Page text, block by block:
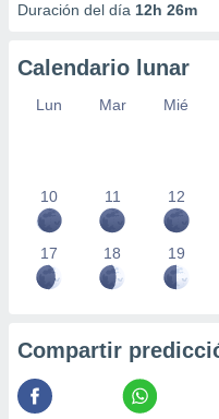
Duración del día 12h 26m
Calendario lunar
Lun Mar Mié
10 11 12
17 18 19
Compartir